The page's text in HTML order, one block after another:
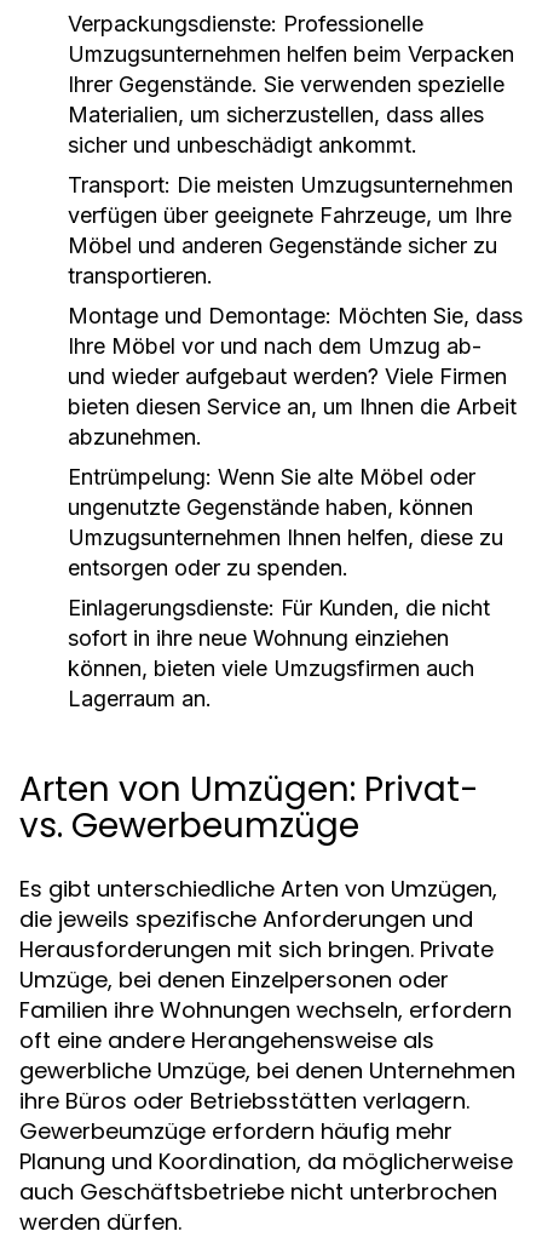
Verpackungsdienste: Professionelle
Umzugsunternehmen helfen beim Verpacken
Ihrer Gegenstände. Sie verwenden spezielle
Materialien, um sicherzustellen, dass alles
sicher und unbeschädigt ankommt.
Transport: Die meisten Umzugsunternehmen
verfügen über geeignete Fahrzeuge, um Ihre
Möbel und anderen Gegenstände sicher zu
transportieren.
Montage und Demontage: Möchten Sie, dass
Ihre Möbel vor und nach dem Umzug ab-
und wieder aufgebaut werden? Viele Firmen
bieten diesen Service an, um Ihnen die Arbeit
abzunehmen.
Entrümpelung: Wenn Sie alte Möbel oder
ungenutzte Gegenstände haben, können
Umzugsunternehmen Ihnen helfen, diese zu
entsorgen oder zu spenden.
Einlagerungsdienste: Für Kunden, die nicht
sofort in ihre neue Wohnung einziehen
können, bieten viele Umzugsfirmen auch
Lagerraum an.
Arten von Umzügen: Privat-
vs. Gewerbeumzüge
Es gibt unterschiedliche Arten von Umzügen,
die jeweils spezifische Anforderungen und
Herausforderungen mit sich bringen. Private
Umzüge, bei denen Einzelpersonen oder
Familien ihre Wohnungen wechseln, erfordern
oft eine andere Herangehensweise als
gewerbliche Umzüge, bei denen Unternehmen
ihre Büros oder Betriebsstätten verlagern.
Gewerbeumzüge erfordern häufig mehr
Planung und Koordination, da möglicherweise
auch Geschäftsbetriebe nicht unterbrochen
werden dürfen.